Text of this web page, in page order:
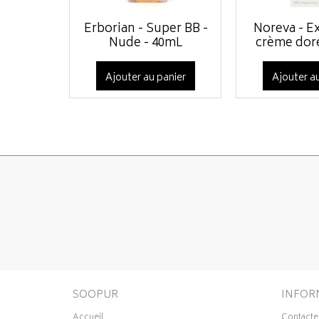
Erborian - Super BB -
Nude - 40mL
Ajouter au panier
Noreva -
crème
Ajouter
SOOPUR